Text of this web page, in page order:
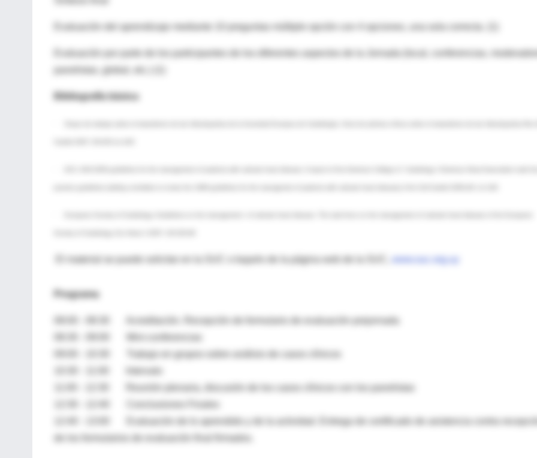
Evaluación del aprendizaje mediante 10 preguntas múltiple opción con 4 opciones, una sola correcta. (1)
Evaluación por parte de los participantes de los diferentes aspectos de la Jornada (local, conferencias,
Bibliografía básica
El material se puede solicitar en la SUC o bajarlo de la página web de la SUC,
Programa
09:00 - 10:30 Trabajo en grupos sobre análisis de casos clínicos
12:40 - 13:00 Evaluación de lo aprendido y de la actividad. Entrega de certificado de asistencia contra